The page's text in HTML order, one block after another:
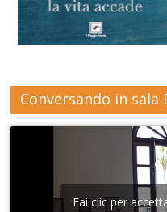
Conversando in sala
Fai clic per